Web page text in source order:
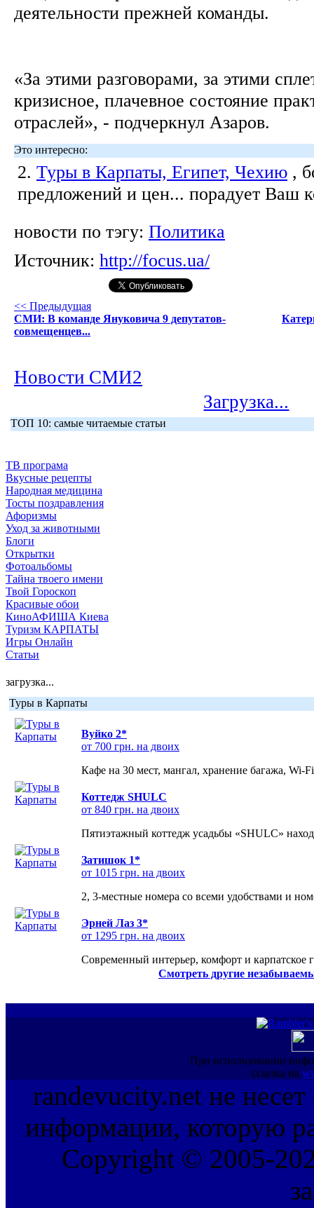
деятельности прежней команды.
«За этими разговорами, за этими
кризисное, плачевное состояние
отраслей», - подчеркнул Азаров.
Это интересно:
2. Туры в Карпаты, Египет, Чехию ,
предложений и цен... порадует Ваш
новости по тэгу: Политика
Источник: http://focus.ua/
<< Предыдущая
СМИ: В команде Януковича 9 депутатов-
совмещенцев...
Новости СМИ2
Загрузка...
ТОП 10: самые читаемые статьи
ТВ програма
Вкусные рецепты
Народная медицина
Тосты поздравления
Афоризмы
Уход за животными
Блоги
Открытки
Фотоальбомы
Тайна твоего имени
Твой Гороскоп
Красивые обои
КиноАФИША Киева
Туризм КАРПАТЫ
Игры Онлайн
Статьи
загрузка...
Туры в Карпаты
Вуйко 2*
от 700 грн. на двоих
Кафе на 30 мест, мангал, хранение багажа, Wi-
Коттедж SHULC
от 840 грн. на двоих
Пятиэтажный коттедж усадьбы «SHULC»
Затишок 1*
от 1015 грн. на двоих
2, 3-местные номера со всеми удобствами и
Эрней Лаз 3*
от 1295 грн. на двоих
Современный интерьер, комфорт и карпатское
Смотреть другие
При использовании
ссылка на
randevucity.net не несет
информации, которую
Copyright © 2005-